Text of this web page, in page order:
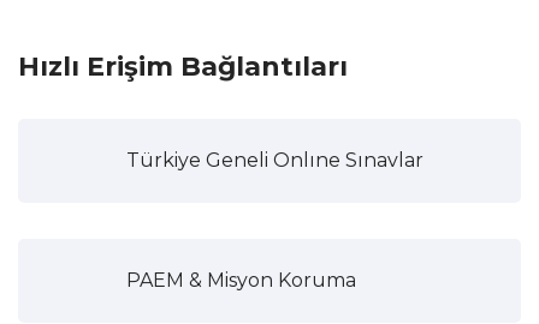
Hızlı Erişim Bağlantıları
Türkiye Geneli Onlıne Sınavlar
PAEM & Misyon Koruma